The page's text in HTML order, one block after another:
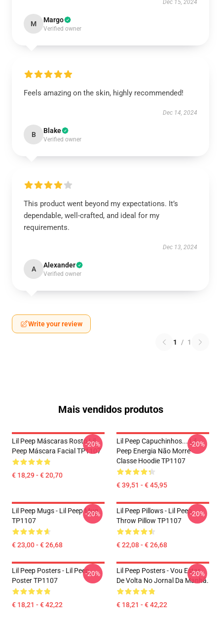
Dec 15, 2024
M Margo
Verified owner
Feels amazing on the skin, highly recommended!
Dec 14, 2024
B Blake
Verified owner
This product went beyond my expectations. It’s
dependable, well-crafted, and ideal for my
requirements.
Dec 13, 2024
A Alexander
Verified owner
Write your review
1 / 1
Mais vendidos produtos
Lil Peep Máscaras Rosto Lil
Peep Máscara Facial TP1107
€ 18,29 - € 20,70
-20%
Lil Peep Capuchinhos... Lil
Peep Energia Não Morre
Classe Hoodie TP1107
€ 39,51 - € 45,95
-20%
Lil Peep Mugs - Lil Peep Mug
TP1107
€ 23,00 - € 26,68
-20%
Lil Peep Pillows - Lil Peep
Throw Pillow TP1107
€ 22,08 - € 26,68
-20%
Lil Peep Posters - Lil Peep
Poster TP1107
€ 18,21 - € 42,22
-20%
Lil Peep Posters - Vou Estar
De Volta No Jornal Da Manhã.
€ 18,21 - € 42,22
-20%